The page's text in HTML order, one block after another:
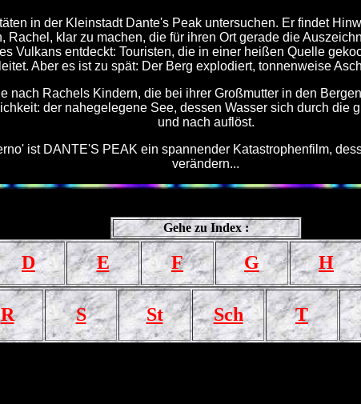
in der Kleinstadt Dante's Peak untersuchen. Er findet
Rachel, klar zu machen, die für ihren Ort gerade die
Vulkans entdeckt: Touristen, die in einer heißen Quelle
Aber es ist zu spät: Der Berg explodiert, tonnenweise
nach Rachels Kindern, die bei ihrer Großmutter in den
der nahegelegene See, dessen Wasser sich durch die
und nach auflöst.
ist DANTE'S PEAK ein spannender Katastrophenfilm,
verändern...
Gehe zu Index :
D E F G H
R S St Sch T